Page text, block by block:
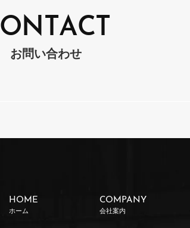
ON T AC T
お問い合わせ
HOME
ホーム
COMPANY
会社案内